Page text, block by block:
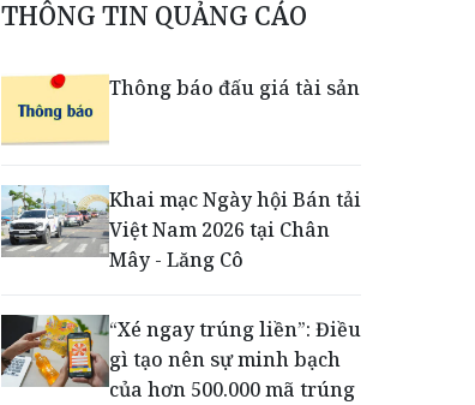
lập nghiệp của người trẻ
đường
giải pháp trợ lực công
nghệ, tài chính
THÔNG TIN QUẢNG CÁO
Thông báo đấu giá tài sản
Khai mạc Ngày hội Bán tải
Việt Nam 2026 tại Chân
Mây - Lăng Cô
“Xé ngay trúng liền”: Điều
gì tạo nên sự minh bạch
của hơn 500.000 mã trúng